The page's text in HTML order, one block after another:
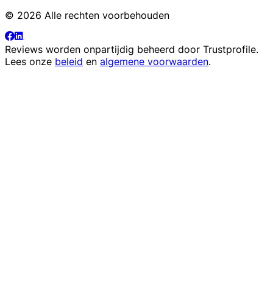
© 2026 Alle rechten voorbehouden
Reviews worden onpartijdig beheerd door Trustprofile.
Lees onze beleid en algemene voorwaarden.